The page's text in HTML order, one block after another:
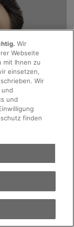
Wir
Webseite
mit Ihnen zu
einsetzen,
Wir
und
finden